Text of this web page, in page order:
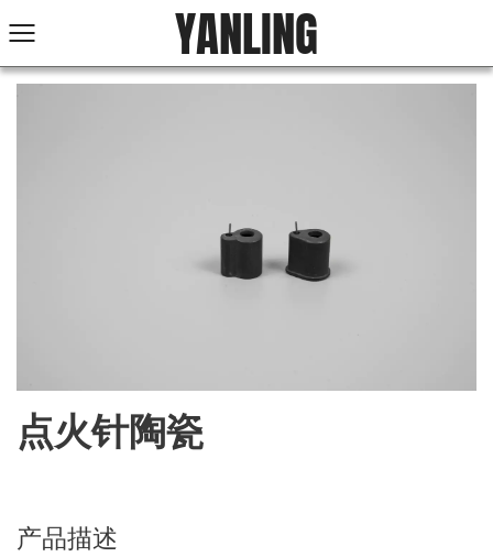
YANLING
点火针陶瓷
产品描述